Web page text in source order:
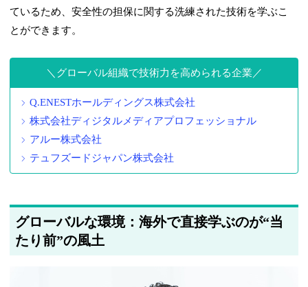
ているため、安全性の担保に関する洗練された技術を学ぶこ
とができます。
グローバル組織で技術力を高められる企業
Q.ENESTホールディングス株式会社
株式会社ディジタルメディアプロフェッショナル
アルー株式会社
テュフズードジャパン株式会社
グローバルな環境：海外で直接学ぶのが“当
たり前”の風土